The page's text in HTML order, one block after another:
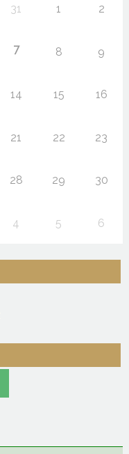
31 1 2
7 8 9
14 15 16
21 22 23
28 29 30
4 5 6